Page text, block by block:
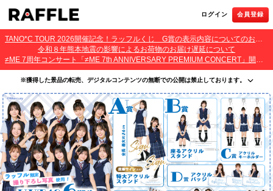
ログイン 会員登録
TANO*C TOUR 2026開催記念！ラッフルくじ G賞の表示内容についてのお詫びとご報告
令和８年熊本地震の影響によるお荷物のお届け遅延について
≠ME 7周年コンサート「≠ME 7th ANNIVERSARY PREMIUM CONCERT」開催記念ラッフルくじ 景品お届け遅延のお詫びとご案内
※獲得した景品の転売、デジタルコンテンツの無断での公開は禁止しております。
・本サービスで獲得された景品をオークション等へ出品する行為、その他営利目的での転売行
為は禁止しております。
・本サービスで獲得された動画･画像･ボイス等のデジタルコンテンツは、出品者が著作権を有
しております。無断でのSNS等での公開、譲渡、その他著作権を侵害する行為は禁止しており
ます。
・当選権利は当選者ご本人のみ有効となります。当選権利の譲渡、オークション等への出品、
その他営利目的での転売は禁止しております。